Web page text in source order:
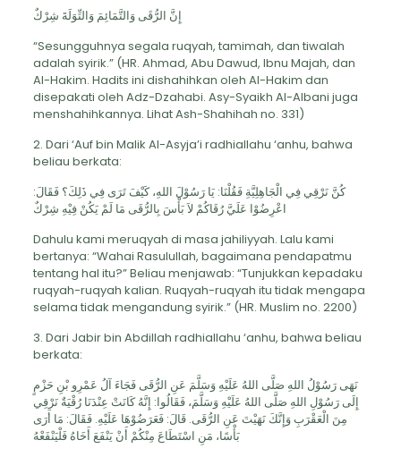
إِنَّ الرُّقَى وَالتَّمَائِمَ وَالتِّوَلَةَ شِرْكٌ
“Sesungguhnya segala ruqyah, tamimah, dan tiwalah
adalah syirik.” (HR. Ahmad, Abu Dawud, Ibnu Majah, dan
Al-Hakim. Hadits ini dishahihkan oleh Al-Hakim dan
disepakati oleh Adz-Dzahabi. Asy-Syaikh Al-Albani juga
menshahihkannya. Lihat Ash-Shahihah no. 331)
2. Dari ‘Auf bin Malik Al-Asyja’i radhiallahu ‘anhu, bahwa
beliau berkata:
كُنَّ نَرْقِي فِي الْجَاهِلِيَّةِ فَقُلْنَا: يَا رَسُوْلَ اللهِ، كَيْفَ تَرَى فِي ذَلِكَ؟ فَقَالَ:
اعْرِضُوْا عَلَيَّ رُقَاكُمْ لاَ بَأْسَ بِالرُّقَى مَا لَمْ يَكُنْ فِيْهِ شِرْكٌ
Dahulu kami meruqyah di masa jahiliyyah. Lalu kami
bertanya: “Wahai Rasulullah, bagaimana pendapatmu
tentang hal itu?” Beliau menjawab: “Tunjukkan kepadaku
ruqyah-ruqyah kalian. Ruqyah-ruqyah itu tidak mengapa
selama tidak mengandung syirik.” (HR. Muslim no. 2200)
3. Dari Jabir bin Abdillah radhiallahu ‘anhu, bahwa beliau
berkata:
نَهَى رَسُوْلُ اللهِ صَلَّى اللهُ عَلَيْهِ وَسَلَّمَ عَنِ الرُّقَى فَجَاءَ آلُ عَمْرِو بْنِ حَزْمٍ
إِلَى رَسُوْلِ اللهِ صَلَّى اللهُ عَلَيْهِ وَسَلَّمَ، فَقَالُوا: إِنَّهُ كَانَتْ عِنْدَنَا رُقْيَةٌ نَرْقِي
مِنَ الْعَقْرَبِ وَإِنَّكَ نَهَيْتَ عَنِ الرُّقَى. قَالَ: فَعَرَضُوْهَا عَلَيْهِ. فَقَالَ: مَا أَرَى
بَأْسًا، مَنِ اسْتَطَاعَ مِنْكُمْ أَنْ يَنْفَعَ أَخَاهُ فَلْيَنْفَعْهُ